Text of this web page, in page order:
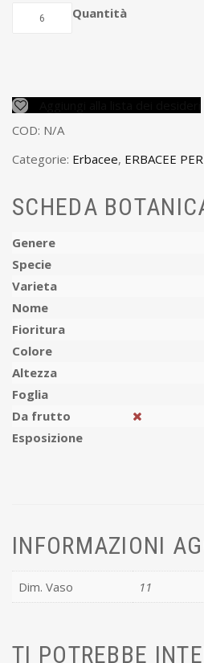
Quantità
COD: N/A
Categorie: Erbacee, ERBACEE
SCHEDA
Genere
Specie
Varieta
Nome
Fioritura
Colore
Altezza
Foglia
Da frutto
Esposizione
INFORMAZIONI
Dim. Vaso 11
TI POTREBBE